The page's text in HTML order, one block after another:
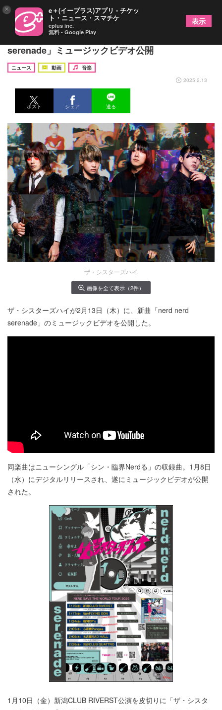
ザ・シスターズハイ、新曲「nerd nerd
serenade」ミュージックビデオ公開
ニュース 動画
音楽
2025.2.13
ポスト シェア 送る
ザ・シスターズハイ
画像を全て表示（2件）
ザ・シスターズハイが2月13日（木）に、新曲「nerd nerd
serenade」のミュージックビデオを公開した。
同楽曲はニューシングル「シン・臨界Nerdる」の収録曲。1月8日
（水）にデジタルリリースされ、遂にミュージックビデオが公開
された。
1月10日（金）新潟CLUB RIVERST公演を皮切りに「ザ・シスタ
× e＋(イープラス)アプリ - チケッ
ト・ニュース・スマチケ
eplus inc.
無料 - Google Play
表示